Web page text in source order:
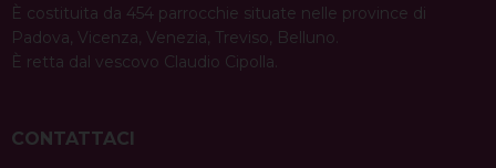
È costituita da 454 parrocchie situate nelle province di
Padova, Vicenza, Venezia, Treviso, Belluno.
È retta dal vescovo Claudio Cipolla.
CONTATTACI